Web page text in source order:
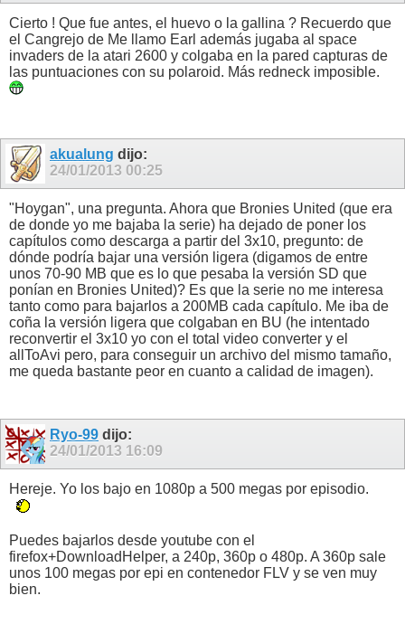
Cierto ! Que fue antes, el huevo o la gallina ? Recuerdo que
el Cangrejo de Me llamo Earl además jugaba al space
invaders de la atari 2600 y colgaba en la pared capturas de
las puntuaciones con su polaroid. Más redneck imposible.
akualung dijo:
24/01/2013 00:25
"Hoygan", una pregunta. Ahora que Bronies United (que era
de donde yo me bajaba la serie) ha dejado de poner los
capítulos como descarga a partir del 3x10, pregunto: de
dónde podría bajar una versión ligera (digamos de entre
unos 70-90 MB que es lo que pesaba la versión SD que
ponían en Bronies United)? Es que la serie no me interesa
tanto como para bajarlos a 200MB cada capítulo. Me iba de
coña la versión ligera que colgaban en BU (he intentado
reconvertir el 3x10 yo con el total video converter y el
allToAvi pero, para conseguir un archivo del mismo tamaño,
me queda bastante peor en cuanto a calidad de imagen).
Ryo-99 dijo:
24/01/2013 16:09
Hereje. Yo los bajo en 1080p a 500 megas por episodio.
Puedes bajarlos desde youtube con el
firefox+DownloadHelper, a 240p, 360p o 480p. A 360p sale
unos 100 megas por epi en contenedor FLV y se ven muy
bien.